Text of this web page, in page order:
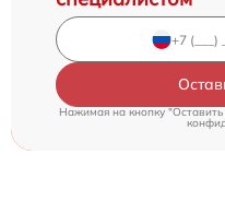
Нажимая на кнопку